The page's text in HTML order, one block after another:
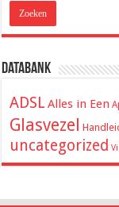
Databank
ADSL Alles in Een
Glasvezel
uncategorized